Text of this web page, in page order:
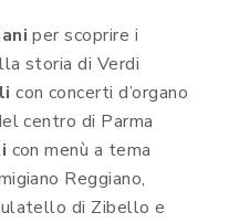
per scoprire i
storia di Verdi
con concerti d’organo
centro di Parma
con menù a tema
Reggiano,
di Zibello e